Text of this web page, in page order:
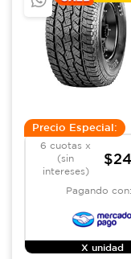
Precio Especial:
6 cuotas x
(sin
intereses)
Pagando con:
X unidad